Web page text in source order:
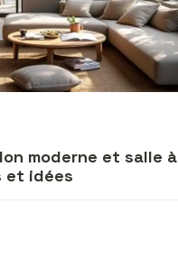
moderne et salle à
et idées